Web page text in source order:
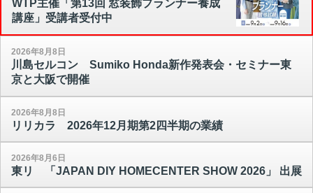
WTP主催「第13回 窓装飾プランナー養成
講座」受講者受付中
2026年8月8日
川島セルコン Sumiko Honda新作発表会・セミナー東
京と大阪で開催
2026年8月8日
リリカラ 2026年12月期第2四半期の業績
2026年8月6日
東リ 「JAPAN DIY HOMECENTER SHOW 2026」 出展